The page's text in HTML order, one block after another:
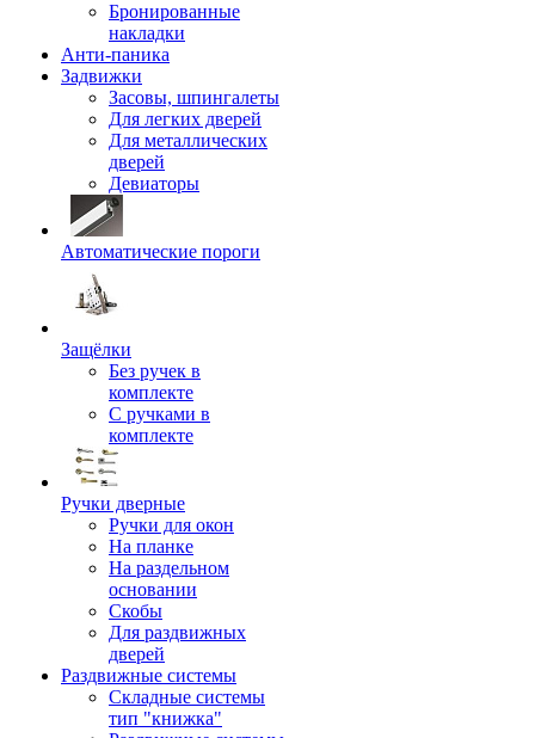
Бронированные
накладки
Анти-паника
Задвижки
Засовы, шпингалеты
Для легких дверей
Для металлических
дверей
Девиаторы
Автоматические пороги
Защёлки
Без ручек в
комплекте
С ручками в
комплекте
Ручки дверные
Ручки для окон
На планке
На раздельном
основании
Скобы
Для раздвижных
дверей
Раздвижные системы
Складные системы
тип "книжка"